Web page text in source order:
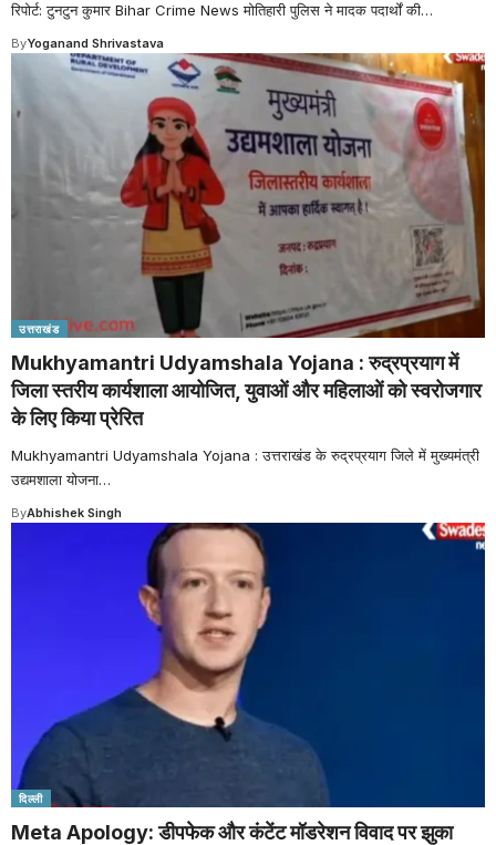
रिपोर्ट: टुनटुन कुमार Bihar Crime News मोतिहारी पुलिस ने मादक पदार्थों की…
ByYoganand Shrivastava
उत्तराखंड
Mukhyamantri Udyamshala Yojana : रुद्रप्रयाग में
जिला स्तरीय कार्यशाला आयोजित, युवाओं और महिलाओं को स्वरोजगार
के लिए किया प्रेरित
Mukhyamantri Udyamshala Yojana : उत्तराखंड के रुद्रप्रयाग जिले में मुख्यमंत्री
उद्यमशाला योजना…
ByAbhishek Singh
दिल्ली
Meta Apology: डीपफेक और कंटेंट मॉडरेशन विवाद पर झुका